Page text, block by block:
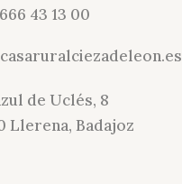
43 13 00
de Uclés, 8
Llerena, Badajoz